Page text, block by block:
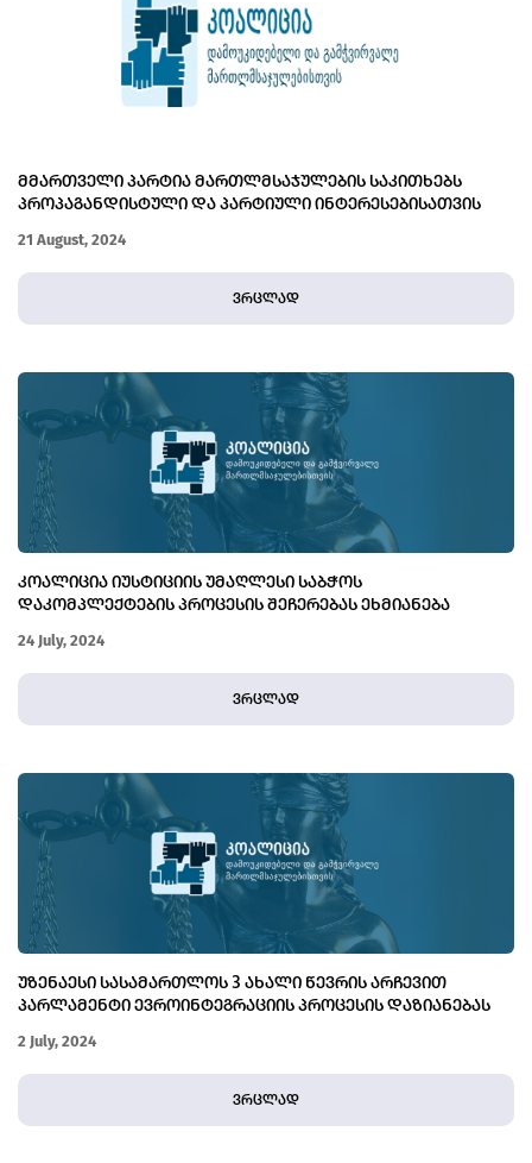
ᲛᲛᲐᲠᲗᲕᲔᲚᲘ ᲞᲐᲠᲢᲘᲐ ᲛᲐᲠᲗᲚᲛᲡᲐᲯᲣᲚᲔᲑᲘᲡ ᲡᲐᲙᲘᲗᲮᲔᲑᲡ
ᲞᲠᲝᲞᲐᲒᲐᲜᲓᲘᲡᲢᲣᲚᲘ ᲓᲐ ᲞᲐᲠᲢᲘᲣᲚᲘ ᲘᲜᲢᲔᲠᲔᲡᲔᲑᲘᲡᲐᲗᲕᲘᲡ
21 August, 2024
ვრცლად
ᲙᲝᲐᲚᲘᲪᲘᲐ ᲘᲣᲡᲢᲘᲪᲘᲘᲡ ᲣᲛᲐᲦᲚᲔᲡᲘ ᲡᲐᲑᲭᲝᲡ
ᲓᲐᲙᲝᲛᲞᲚᲔᲥᲢᲔᲑᲘᲡ ᲞᲠᲝᲪᲔᲡᲘᲡ ᲨᲔᲩᲔᲠᲔᲑᲐᲡ ᲔᲮᲛᲘᲐᲜᲔᲑᲐ
24 July, 2024
ვრცლად
ᲣᲖᲔᲜᲐᲔᲡᲘ ᲡᲐᲡᲐᲛᲐᲠᲗᲚᲝᲡ 3 ᲐᲮᲐᲚᲘ ᲬᲔᲕᲠᲘᲡ ᲐᲠᲩᲔᲕᲘᲗ
ᲞᲐᲠᲚᲐᲛᲔᲜᲢᲘ ᲔᲕᲠᲝᲘᲜᲢᲔᲒᲠᲐᲪᲘᲘᲡ ᲞᲠᲝᲪᲔᲡᲘᲡ ᲓᲐᲖᲘᲐᲜᲔᲑᲐᲡ
2 July, 2024
ვრცლად